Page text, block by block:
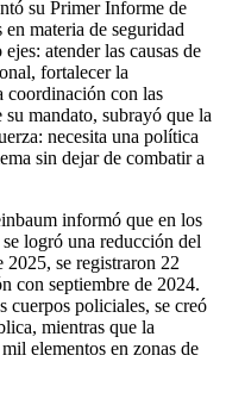
su Primer Informe de
materia de seguridad
atender las causas de
fortalecer la
coordinación con las
mandato, subrayó que la
necesita una política
sin dejar de combatir a
informó que en los
logró una reducción del
se registraron 22
con septiembre de 2024.
cuerpos policiales, se creó
mientras que la
elementos en zonas de